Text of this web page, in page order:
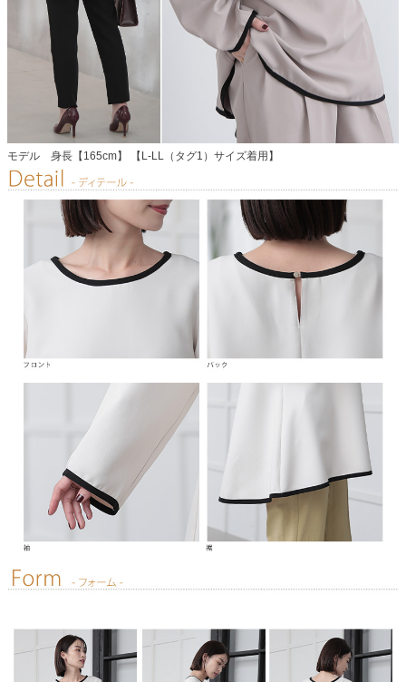
モデル 身長【165cm】 【L-LL（タグ1）サイズ着用】